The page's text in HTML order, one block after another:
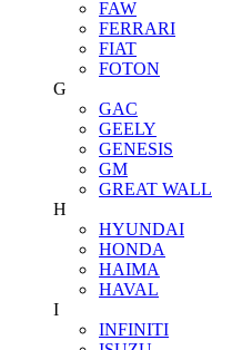
FAW
FERRARI
FIAT
FOTON
G
GAC
GEELY
GENESIS
GM
GREAT WALL
H
HYUNDAI
HONDA
HAIMA
HAVAL
I
INFINITI